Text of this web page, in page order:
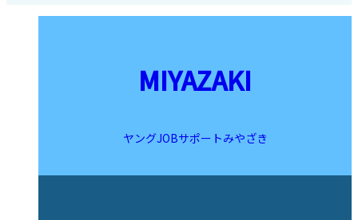
ビ
MIYAZAKI
ヤングJOBサポートみやざき